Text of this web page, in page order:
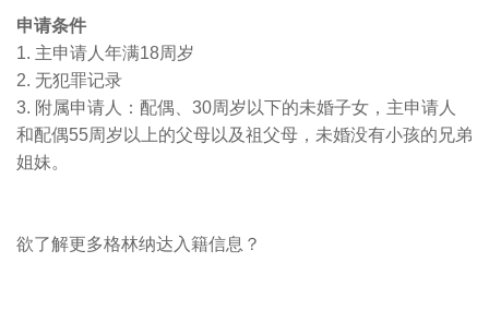
申请条件
1. 主申请人年满18周岁
2. 无犯罪记录
3. 附属申请人：配偶、 30周岁以下的未婚子女，主申请人
和配偶55周岁以上的父母以及祖父母，未婚没有小孩的兄弟
姐妹。
欲了解更多格林纳达入籍信息？